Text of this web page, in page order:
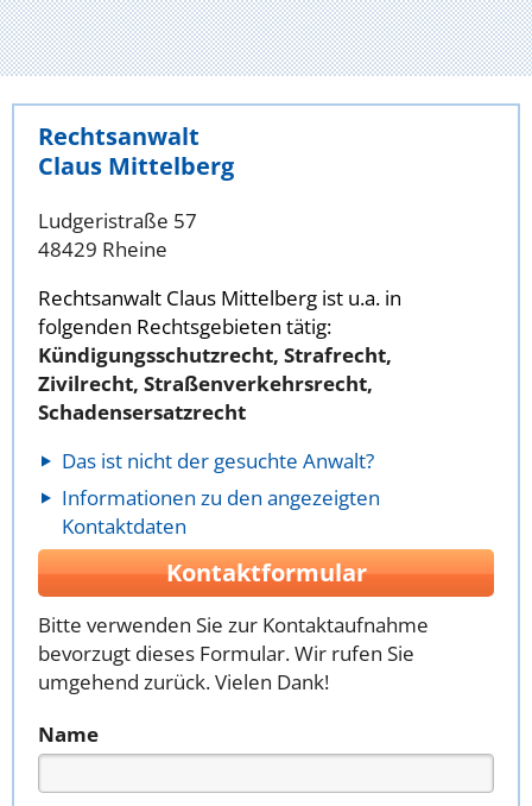
Rechtsanwalt
Claus Mittelberg
Ludgeristraße 57
48429 Rheine
Rechtsanwalt Claus Mittelberg ist u.a. in
folgenden Rechtsgebieten tätig:
Kündigungsschutzrecht, Strafrecht,
Zivilrecht, Straßenverkehrsrecht,
Schadensersatzrecht
Das ist nicht der gesuchte Anwalt?
Informationen zu den angezeigten
Kontaktdaten
Kontaktformular
Bitte verwenden Sie zur Kontaktaufnahme
bevorzugt dieses Formular. Wir rufen Sie
umgehend zurück. Vielen Dank!
Name